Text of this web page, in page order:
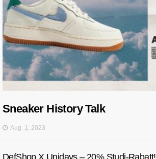
Sneaker History Talk
Aug. 1, 2023